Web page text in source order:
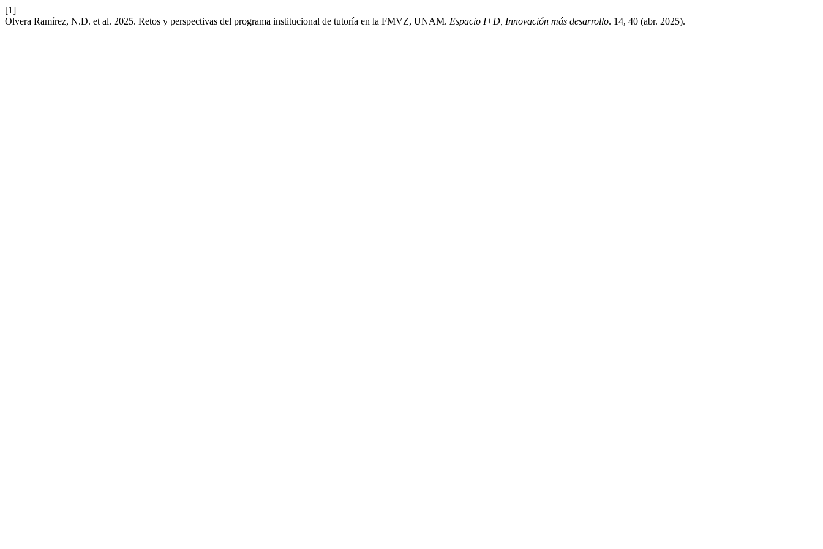
[1]
Olvera Ramírez, N.D. et al. 2025. Retos y perspectivas del programa institucional de tutoría en la FMVZ, UNAM. Espacio I+D, Innovación más desarrollo. 14, 40 (abr. 2025).